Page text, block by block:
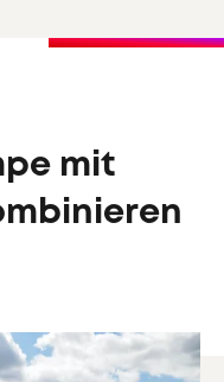
mit